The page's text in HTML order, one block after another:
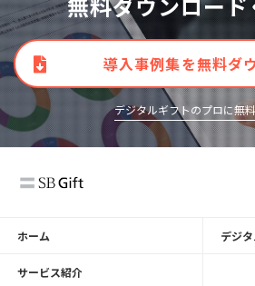
導入事例集を無料ダ
デジタルギフトのプロに無
ホーム デジ
サービス紹介